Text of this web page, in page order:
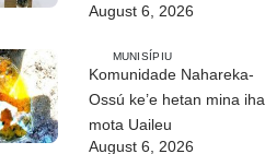
informasaun
August 6, 2026
MUNISÍPIU
Komunidade Nahareka-
Ossú ke’e hetan mina iha
mota Uaileu
August 6, 2026